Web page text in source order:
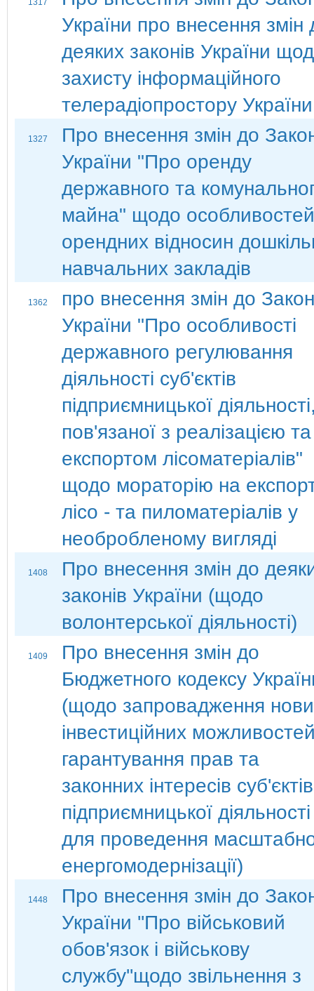
1317
України про внесення змін
деяких законів України
захисту інформаційного
телерадіопростору України
1327
Про внесення змін до
України "Про оренду
державного та
майна" щодо особливостей
орендних відносин
навчальних закладів
1362
про внесення змін до
України "Про особливості
державного регулювання
діяльності суб'єктів
підприємницької
пов'язаної з реалізацією та
експортом лісоматеріалів"
щодо мораторію на
лісо - та пиломатеріалів у
необробленому вигляді
1408
Про внесення змін до
законів України (щодо
волонтерської діяльності)
1409
Про внесення змін до
Бюджетного кодексу
(щодо запровадження
інвестиційних
гарантування прав та
законних інтересів суб'єктів
підприємницької діяльності
для проведення
енергомодернізації)
1448
Про внесення змін до
України ''Про військовий
обов'язок і військову
службу''щодо звільнення з